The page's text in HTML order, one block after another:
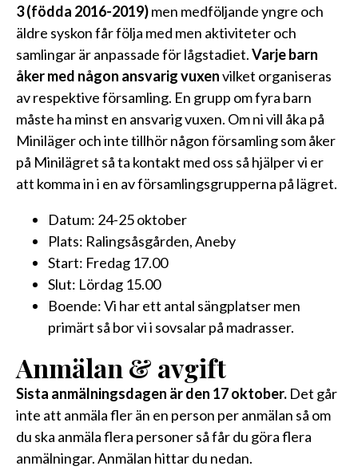
3 (födda 2016-2019)men medföljande yngre och
äldre syskon får följa med men aktiviteter och
samlingar är anpassade för lågstadiet.Varje barn
åker med någon ansvarig vuxenvilket organiseras
av respektive församling. En grupp om fyra barn
måste ha minst en ansvarig vuxen. Om ni vill åka på
Miniläger och inte tillhör någon församling som åker
på Minilägret så ta kontakt med oss så hjälper vi er
att komma in i en av församlingsgrupperna på lägret.
Datum: 24-25 oktober
Plats: Ralingsåsgården, Aneby
Start: Fredag 17.00
Slut: Lördag 15.00
Boende: Vi har ett antal sängplatser men
primärt så bor vi i sovsalar på madrasser.
Anmälan & avgift
Sista anmälningsdagen är den 17 oktober. Det går
inte att anmäla fler än en person per anmälan så om
du ska anmäla flera personer så får du göra flera
anmälningar. Anmälan hittar du nedan.